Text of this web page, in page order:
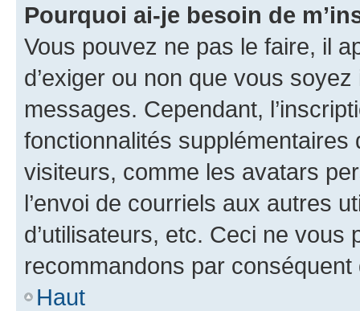
Pourquoi ai-je besoin de
Vous pouvez ne pas le faire, il
d’exiger ou non que vous
messages. Cependant,
fonctionnalités
visiteurs, comme les avatars
l’envoi de courriels aux autres
d’utilisateurs, etc. Ceci ne vous
recommandons par conséquent
Haut